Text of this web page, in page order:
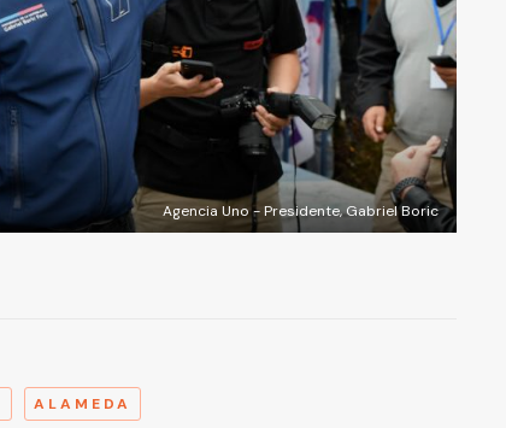
Agencia Uno - Presidente, Gabriel Boric
ALAMEDA